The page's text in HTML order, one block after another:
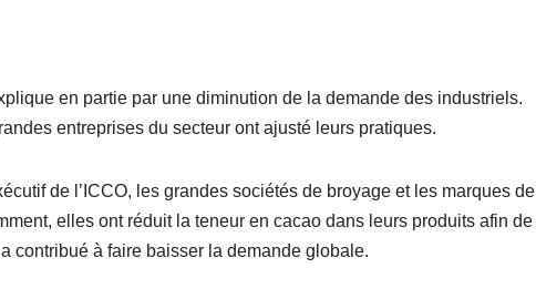
en partie par une diminution de la demande des industriels.
entreprises du secteur ont ajusté leurs pratiques.
de l’ICCO, les grandes sociétés de broyage et les marques de
elles ont réduit la teneur en cacao dans leurs produits afin de
contribué à faire baisser la demande globale.